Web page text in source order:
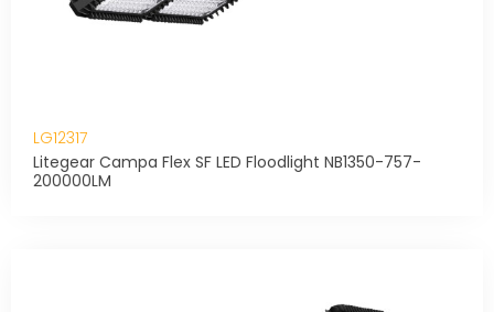
LG12317
Litegear Campa Flex SF LED Floodlight NB1350-757-
200000LM